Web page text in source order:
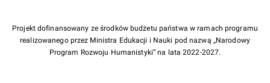
Projekt dofinansowany ze środków budżetu państwa w ramach programu
realizowanego przez Ministra Edukacji i Nauki pod nazwą „Narodowy
Program Rozwoju Humanistyki” na lata 2022-2027.